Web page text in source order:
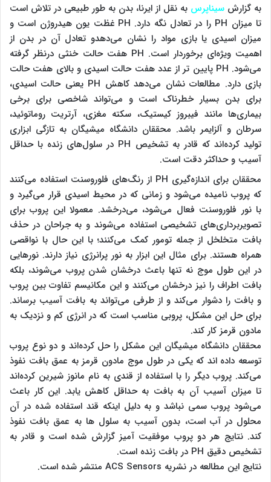
به گزارش سیناپرس به نقل از ایرنا، بدن به طور طبیعی در تلاش است
تا میزان PH را در تعادل نگه دارد. PH غظت یون هیدروژن است و
میزان اسیدی یا بازی مواد را نشان می‌دهدو تعادل آن در بدن از
اهمیت ویژه‌ای برخوردار است. PH هفت حالت خنثی درنظر گرفته
می‌شود. PH پایین تر از عدد هفت حالت اسیدی و بالای هفت حالت
بازی دارد. مطالعات نشان می‌دهد کاهش PH یعنی حالت اسیدی،
برای بدن بسیار خطرناک است و می‌تواند شاخصی برای برخی
بیماری‌ها مانند فیبروز کیستیک، سکته مغزی، آرتریت روماتوئید،
سرطان و آلزایمر باشد. محققان دانشگاه میشیگان به تازگی ابزاری
تولید کرده‌اند که قادر به تشخیص PH در سلول‌های زنده با حداقل
آسیب و حداکثر دقت است.
محققان برای اندازه‌گیری PH از رنگ‌های فلوروسنت استفاده می‌کنند
که پروب نامیده می‌شود و زمانی که در محیط اسیدی قرار می‌گیرد و
با نور فلوروسنت فعال می‌شود، می‌درخشد. معمولا این پروب برای
تصویربرداری‌های تشخیصی استفاده می‌شوند و به جراحان در حذف
بافت متخلخل از جمله تومور کمک می‌کنند؛ با این حال با نواقصی
همراه هستند. برای مثال این ابزار به نور پرانرژی نیاز دارند. نورهایی
در این طول موج نه تنها باعث درخشان شدن پروب می‌شوند، بلکه
بافت اطراف را نیز درخشان می‌کنند و این مکانیسم تفاوت بین پروب
و بافت را دشوار می‌کند و از طرفی می‌تواند به بافت آسیب برساند.
برای حل این مشکل، پروبی مناسب است که در انرژی کم و نزدیک به
مادون قرمز کار کند.
محققان دانشگاه میشیگان این مشکل را حل کرده‌اند و دو نوع پروب
توسعه داده اند که یکی در طول موج مادون قرمز به عمق بافت نفوذ
می‌کند. پروب دیگر را با استفاده از قندی به نام مانوز شیرین کرده‌اند
تا میزان آسیب آن به بافت به حداقل کاهش یابد. این کار باعث
می‌شود پروب سمی نباشد و به دلیل اینکه قند استفاده شده در آن
محلول در آب است، بدون آسیب به سلول ها به عمق بافت نفوذ
کند. نتایج هر دو پروب موفقیت آمیز گزارش شده است و قادر به
تشخیص دقیق PH در بافت زنده است.
نتایج این مطالعه در نشریه ACS Sensors منتشر شده است.